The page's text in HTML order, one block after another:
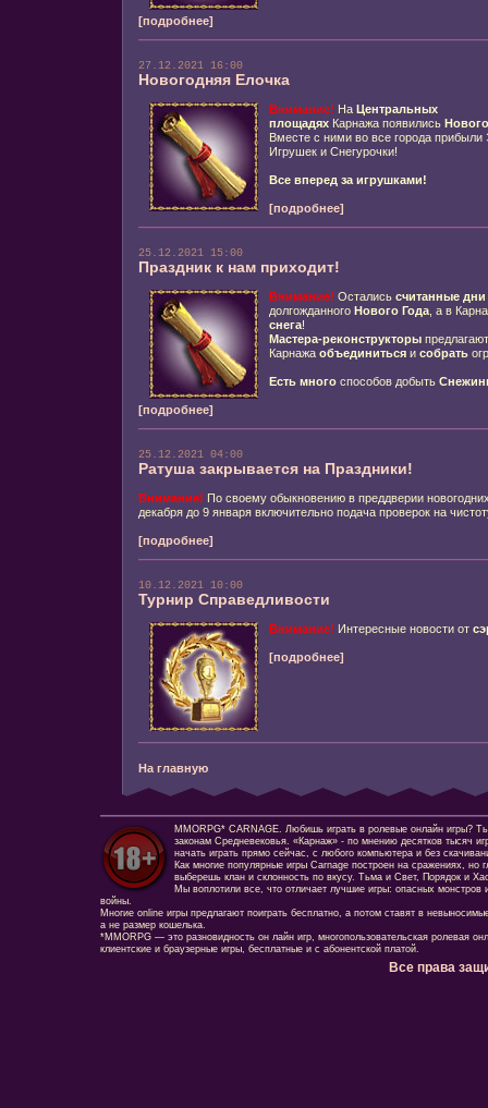
[подробнее]
27.12.2021 16:00
Новогодняя Елочка
Внимание! На Центральных
площадяхКарнажа появились
Вместе с ними во все города
Игрушек и Снегурочки!
Все вперед за игрушками!
[подробнее]
25.12.2021 15:00
Праздник к нам приходит!
Внимание! Остались считанные дни
долгожданного Нового Года, а в
снега!
Мастера-реконструкторы
Карнажа объединитьсяи собрать
Есть многоспособов добыть
[подробнее]
25.12.2021 04:00
Ратуша закрывается на Праздники!
Внимание! По своему обыкновению в преддверии
декабря до 9 января включительно подача проверок на
[подробнее]
10.12.2021 10:00
Турнир Справедливости
Внимание! Интересные новости от
[подробнее]
На главную
MMORPG* CARNAGE. Любишь играть в ролевые онлайн игры?
законам Средневековья. «Карнаж» - по мнению десятков тысяч
начать играть прямо сейчас, с любого компьютера и без
Как многие популярные игры Carnage построен на сражениях, но
выберешь клан и склонность по вкусу. Тьма и Свет, Порядок и
Мы воплотили все, что отличает лучшие игры: опасных монстров
войны.
Многие online игры предлагают поиграть бесплатно, а потом ставят в
а не размер кошелька.
*MMORPG — это разновидность он лайн игр, многопользовательская ролевая
клиентские и браузерные игры, бесплатные и с абонентской платой.
Все права